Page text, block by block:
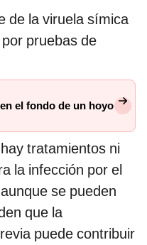
de la viruela símica
pruebas de
el fondo de un hoyo
tratamientos ni
la infección por el
se pueden
que la
puede contribuir